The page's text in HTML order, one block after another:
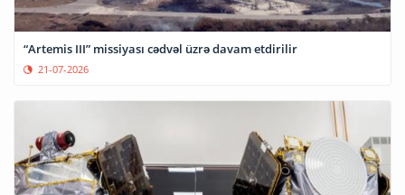
“Artemis III” missiyası cədvəl üzrə davam etdirilir
21-07-2026